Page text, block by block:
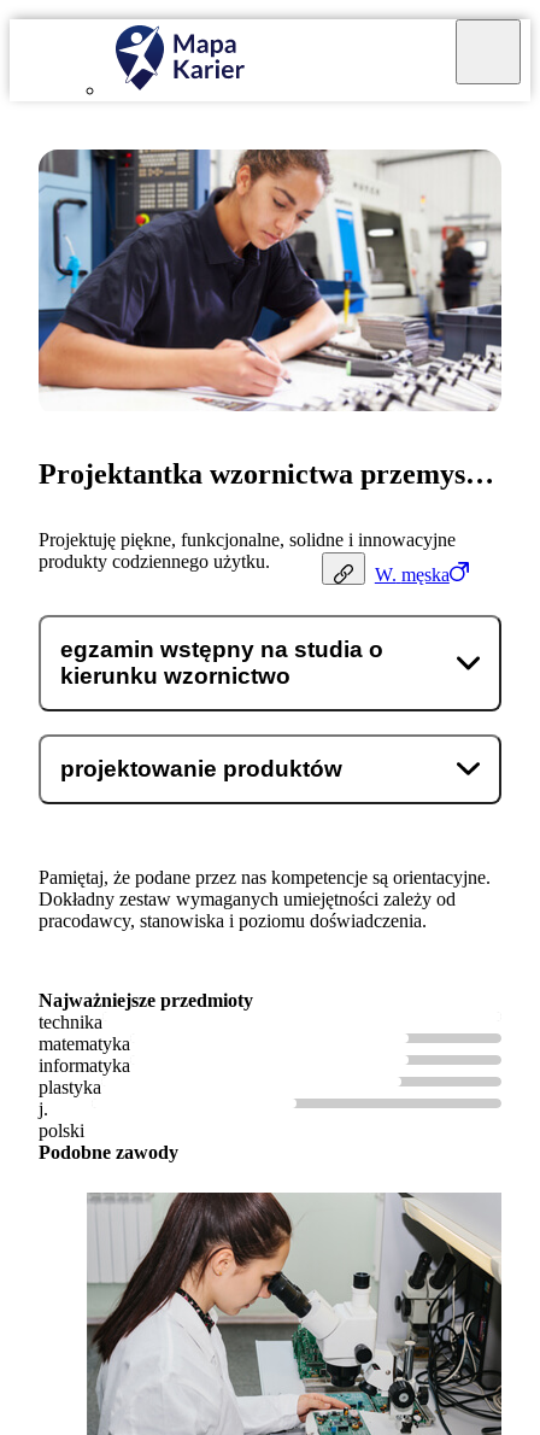
W. męska
Projektantka wzornictwa przemysłowego
Projektuję piękne, funkcjonalne, solidne i innowacyjne
produkty codziennego użytku.
egzamin wstępny na studia o
kierunku wzornictwo
projektowanie produktów
Pamiętaj, że podane przez nas kompetencje są orientacyjne.
Dokładny zestaw wymaganych umiejętności zależy od
pracodawcy, stanowiska i poziomu doświadczenia.
Najważniejsze przedmioty
technika
matematyka
informatyka
plastyka
j.
polski
Podobne zawody